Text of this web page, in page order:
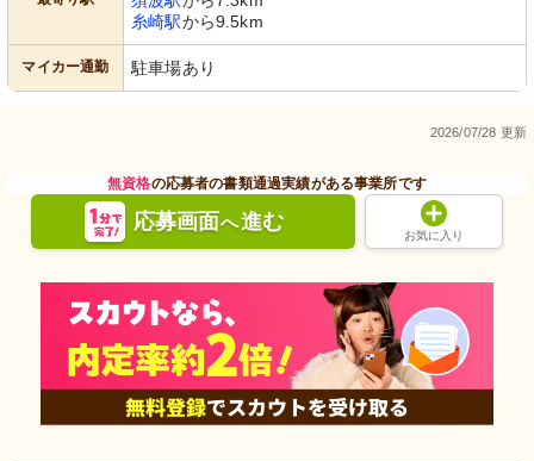
糸崎駅から9.5km
マイカー通勤 駐車場あり
2026/07/28 更新
無資格の応募者の書類通過実績がある事業所です
応募画面へ進む
お気に入り